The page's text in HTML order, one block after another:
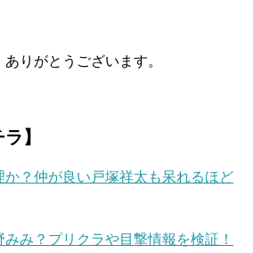
りがとうございます。
】
？仲が良い戸塚祥太も呆れるほど
み？プリクラや目撃情報を検証！